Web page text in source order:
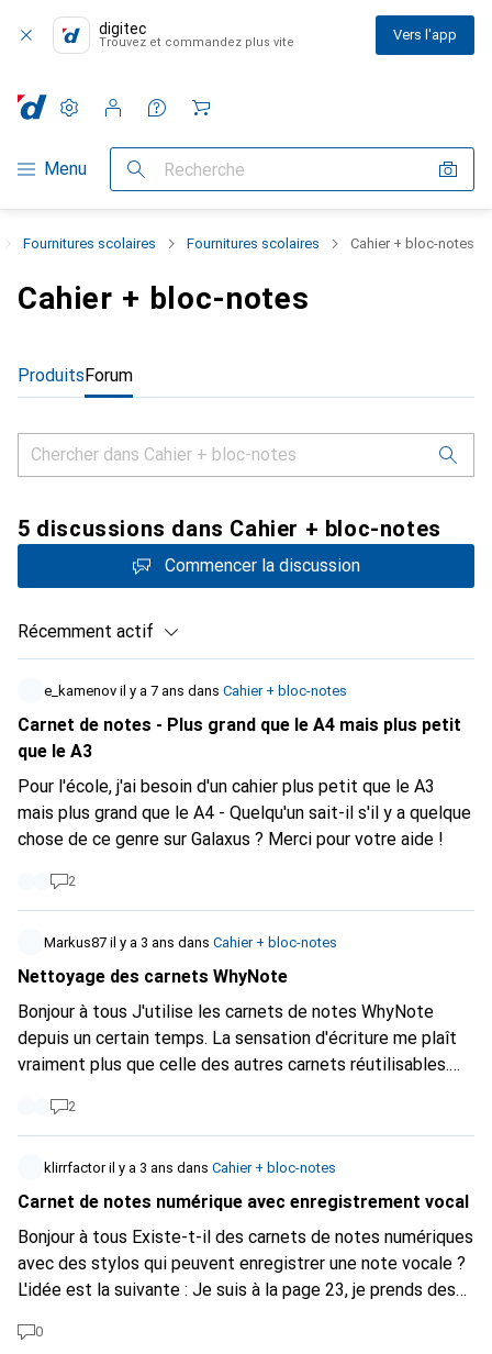
digitec
Trouvez et commandez plus vite Vers l'app
Navigation par catégorie
Menu Recherche
Paramètres
Compte client
Listes de comparaison
Listes d'envies
Panier
Fournitures scolaires Fournitures scolaires Cahier + bloc-notes
Cahier + bloc-notes
ProduitsForum
5 discussions dans Cahier + bloc-notes
Commencer la discussion
Récemment actif
e_kamenov il y a 7 ans dans Cahier + bloc-notes
Carnet de notes - Plus grand que le A4 mais plus petit
que le A3
Pour l'école, j'ai besoin d'un cahier plus petit que le A3
mais plus grand que le A4 - Quelqu'un sait-il s'il y a quelque
chose de ce genre sur Galaxus ? Merci pour votre aide !
2
Markus87 il y a 3 ans dans Cahier + bloc-notes
Nettoyage des carnets WhyNote
Bonjour à tous J'utilise les carnets de notes WhyNote
depuis un certain temps. La sensation d'écriture me plaît
vraiment plus que celle des autres carnets réutilisables.
quelques jours après l'écriture, cela ne pose pas de
problème. Mais comme j'utilise différents carnets à
différentes occasions, cela prend plusieurs
semaines/parfois plusieurs mois avant que le carnet ne
fastidieux - il n'est presque plus propre du tout. C'est un
peu comme un tableau blanc classique - une fois que le
stylo est bien sec, il est presque impossible de l'enlever.
Quelqu'un a-t-il une expérience similaire et/ou une bonne
2
klirrfactor il y a 3 ans dans Cahier + bloc-notes
Carnet de notes numérique avec enregistrement vocal
Bonjour à tous Existe-t-il des carnets de notes numériques
avec des stylos qui peuvent enregistrer une note vocale ?
L'idée est la suivante : Je suis à la page 23, je prends des
de la synchronisation avec l'application, l'enregistrement
0